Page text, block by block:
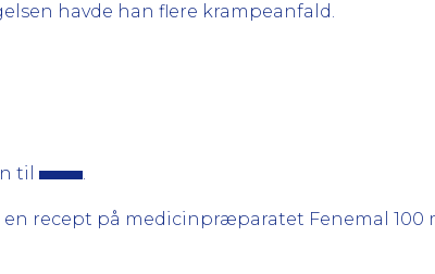
havde han flere krampeanfald.
til .
en recept på medicinpræparatet Fenemal 100